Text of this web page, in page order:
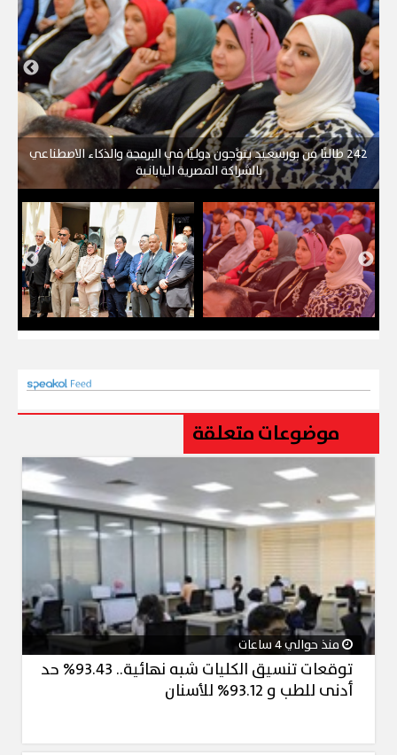
242 طالبًا من بورسعيد يتوَّجون دوليًا في البرمجة والذكاء الاصطناعي
بالشراكة المصرية اليابانية
موضوعات متعلقة
منذ حوالي 4 ساعات
توقعات تنسيق الكليات شبه نهائية.. 93.43% حد
أدنى للطب و 93.12% للأسنان